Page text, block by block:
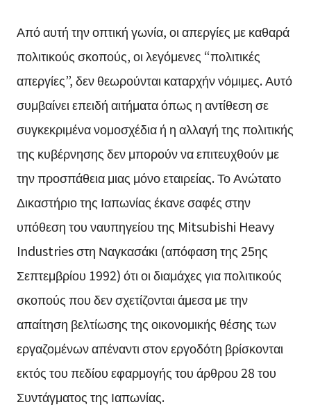
Από αυτή την οπτική γωνία, οι απεργίες με καθαρά
πολιτικούς σκοπούς, οι λεγόμενες “πολιτικές
απεργίες”, δεν θεωρούνται καταρχήν νόμιμες. Αυτό
συμβαίνει επειδή αιτήματα όπως η αντίθεση σε
συγκεκριμένα νομοσχέδια ή η αλλαγή της πολιτικής
της κυβέρνησης δεν μπορούν να επιτευχθούν με
την προσπάθεια μιας μόνο εταιρείας. Το Ανώτατο
Δικαστήριο της Ιαπωνίας έκανε σαφές στην
υπόθεση του ναυπηγείου της Mitsubishi Heavy
Industries στη Ναγκασάκι (απόφαση της 25ης
Σεπτεμβρίου 1992) ότι οι διαμάχες για πολιτικούς
σκοπούς που δεν σχετίζονται άμεσα με την
απαίτηση βελτίωσης της οικονομικής θέσης των
εργαζομένων απέναντι στον εργοδότη βρίσκονται
εκτός του πεδίου εφαρμογής του άρθρου 28 του
Συντάγματος της Ιαπωνίας.